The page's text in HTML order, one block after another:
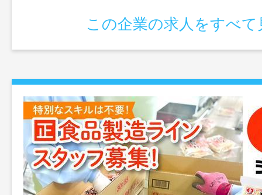
この企業の求人をすべて